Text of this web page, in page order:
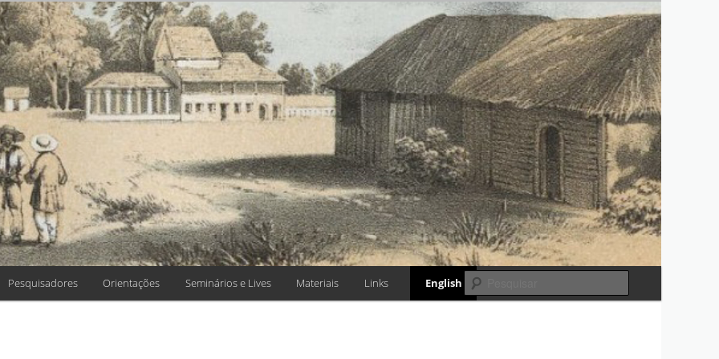
HISTÓRIA, TEORIA
CIÊNCIAS
Pesquisadores Orientações Seminários e Lives Materiais Links English